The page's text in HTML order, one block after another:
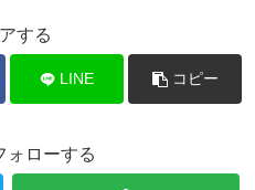
する
LINE コピー
ォローする